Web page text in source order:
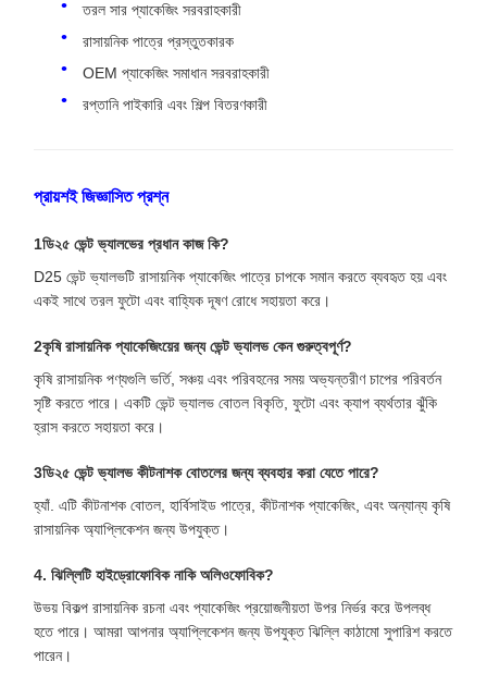
তরল সার প্যাকেজিং সরবরাহকারী
রাসায়নিক পাত্রে প্রস্তুতকারক
OEM প্যাকেজিং সমাধান সরবরাহকারী
রপ্তানি পাইকারি এবং শিল্প বিতরণকারী
প্রায়শই জিজ্ঞাসিত প্রশ্ন
1ডি২৫ ভেন্ট ভ্যালভের প্রধান কাজ কি?
D25 ভেন্ট ভ্যালভটি রাসায়নিক প্যাকেজিং পাত্রে চাপকে সমান করতে ব্যবহৃত হয় এবং
একই সাথে তরল ফুটো এবং বাহ্যিক দূষণ রোধে সহায়তা করে।
2কৃষি রাসায়নিক প্যাকেজিংয়ের জন্য ভেন্ট ভ্যালভ কেন গুরুত্বপূর্ণ?
কৃষি রাসায়নিক পণ্যগুলি ভর্তি, সঞ্চয় এবং পরিবহনের সময় অভ্যন্তরীণ চাপের পরিবর্তন
সৃষ্টি করতে পারে। একটি ভেন্ট ভ্যালভ বোতল বিকৃতি, ফুটো এবং ক্যাপ ব্যর্থতার ঝুঁকি
হ্রাস করতে সহায়তা করে।
3ডি২৫ ভেন্ট ভ্যালভ কীটনাশক বোতলের জন্য ব্যবহার করা যেতে পারে?
হ্যাঁ. এটি কীটনাশক বোতল, হার্বিসাইড পাত্রে, কীটনাশক প্যাকেজিং, এবং অন্যান্য কৃষি
রাসায়নিক অ্যাপ্লিকেশন জন্য উপযুক্ত।
4. ঝিল্লিটি হাইড্রোফোবিক নাকি অলিওফোবিক?
উভয় বিকল্প রাসায়নিক রচনা এবং প্যাকেজিং প্রয়োজনীয়তা উপর নির্ভর করে উপলব্ধ
হতে পারে। আমরা আপনার অ্যাপ্লিকেশন জন্য উপযুক্ত ঝিল্লি কাঠামো সুপারিশ করতে
পারেন।